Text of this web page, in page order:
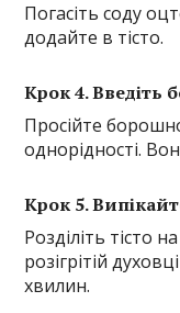
Погасіть соду
додайте в тісто.
Крок 4. Введіть
Просійте
однорідності.
Крок 5.
Розділіть тісто
розігрітій
хвилин.